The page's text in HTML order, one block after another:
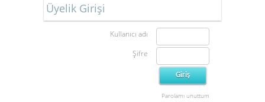
Üyelik Girişi
Kullanıcı adı
Şifre
Parolamı unuttum